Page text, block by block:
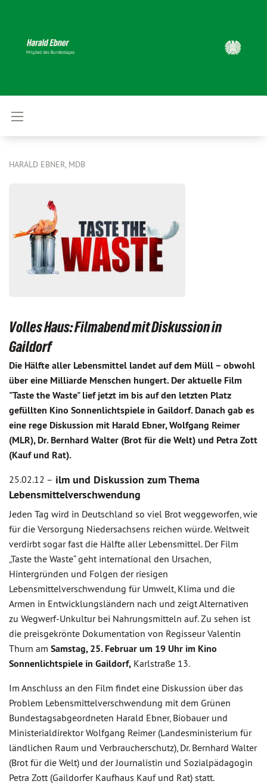
HARALD EBNER, MDB
Volles Haus: Filmabend mit Diskussion in
Gaildorf
Die Hälfte aller Lebensmittel landet auf dem Müll – obwohl
über eine Milliarde Menschen hungert. Der aktuelle Film
"Taste the Waste" lief jetzt im bis auf den letzten Platz
gefüllten Kino Sonnen­lichtspiele in Gaildorf. Danach gab es
eine rege Diskussion mit Harald Ebner, Wolfgang Reimer
(MLR), Dr. Bernhard Walter (Brot für die Welt) und Petra Zott
(Kauf und Rat).
25.02.12 – ilm und Diskussion zum Thema
Lebensmittelverschwendung
Jeden Tag wird in Deutschland so viel Brot weggeworfen, wie
für die Versorgung Niedersachsens reichen würde. Weltweit
verdirbt sogar fast die Hälfte aller Lebensmittel. Der Film
„Taste the Waste“ geht international den Ursachen,
Hintergründen und Folgen der riesigen
Lebensmittelverschwendung für Umwelt, Klima und die
Armen in Entwicklungsländern nach und zeigt Alternativen
zu Wegwerf-Unkultur bei Nahrungsmitteln auf. Zu sehen ist
die preisgekrönte Dokumentation von Regisseur Valentin
Thurn am Samstag, 25. Februar um 19 Uhr im Kino
Sonnenlichtspiele in Gaildorf, Karlstraße 13.
Im Anschluss an den Film findet eine Diskussion über das
Problem Lebensmittelverschwendung mit dem Grünen
Bundestagsabgeordneten Harald Ebner, Biobauer und
Ministerialdirektor Wolfgang Reimer (Landesministerium für
ländlichen Raum und Verbraucherschutz), Dr. Bernhard Walter
(Brot für die Welt) und der Journalistin und Sozialpädagogin
Petra Zott (Gaildorfer Kaufhaus Kauf und Rat) statt.